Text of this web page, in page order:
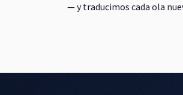
— y traducimos cada ola